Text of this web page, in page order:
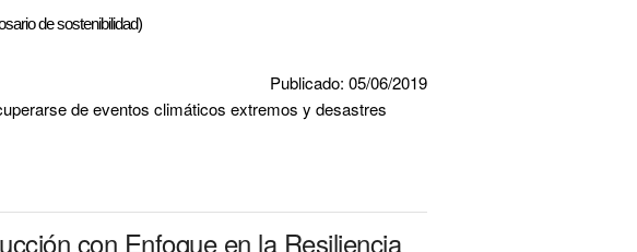
de sostenibilidad)
Publicado: 05/06/2019
de eventos climáticos extremos y desastres
con Enfoque en la Resiliencia